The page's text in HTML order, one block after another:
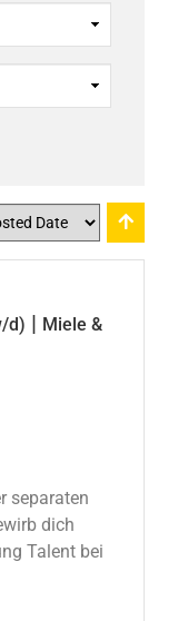
d) | Miele &
separaten
dich
Talent bei